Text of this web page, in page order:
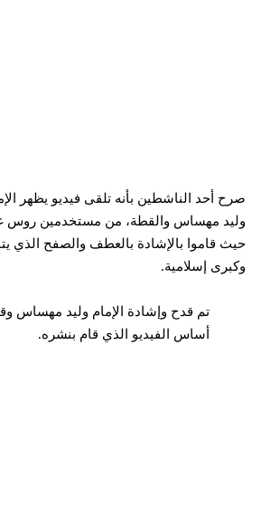
صرح أحد الناشطين بأنه تلقى فيديو يظهر
وليد مهساس والقطة، من مستخدمين روس
حيث قاموا بالإشادة بالعطف والصفح الذي
وكبرى إسلامية.
تم قدح وإشادة الإمام وليد مهساس
أساس الفيديو الذي قام بنشره.